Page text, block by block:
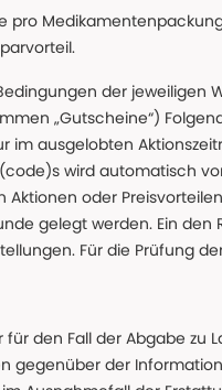
der
„Gutscheine“)
ausgelobten
wird automatisch
oder
gelegt werden. Ein
Für die Prüfung
den Fall der Abgabe
der